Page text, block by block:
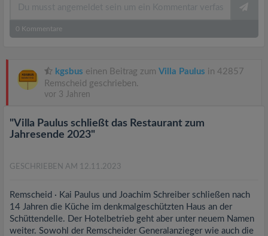
0 Kommentare
kgsbus einen Beitrag zum Villa Paulus in 42857
Remscheid geschrieben.
vor 3 Jahren
"Villa Paulus schließt das Restaurant zum
Jahresende 2023"
GESCHRIEBEN AM 12.11.2023
Remscheid · Kai Paulus und Joachim Schreiber schließen nach
14 Jahren die Küche im denkmalgeschützten Haus an der
Schüttendelle. Der Hotelbetrieb geht aber unter neuem Namen
weiter. Sowohl der Remscheider Generalanzieger wie auch die